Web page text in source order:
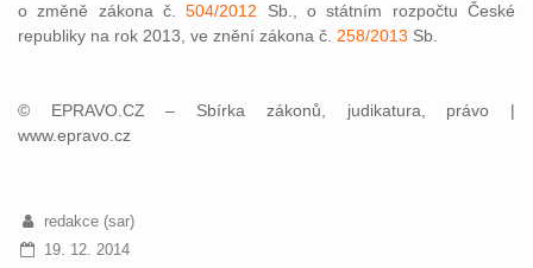
o změně zákona č.504/2012 Sb., o státním rozpočtu České
republiky na rok 2013, ve znění zákona č. 258/2013 Sb.
© EPRAVO.CZ – Sbírka zákonů, judikatura, právo |
www.epravo.cz
redakce (sar)
19. 12. 2014